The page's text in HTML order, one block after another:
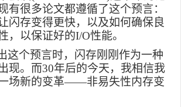
有很多论文都遵循了这个预言：
闪存变得更快，以及如何确保良
，以保证好的I/O性能。
这个预言时，闪存刚刚作为一种
现。而30年后的今天，我相信我
场新的变革——非易失性内存变